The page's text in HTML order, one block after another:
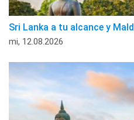
Sri Lanka a tu alcance y
mi, 12.08.2026